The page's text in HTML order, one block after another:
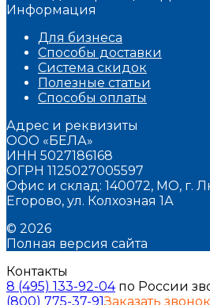
Информация
Для бизнеса
Способы доставки
Система скидок
Полезные статьи
Способы оплаты
Адрес и реквизиты
ООО «БЕЛА»
ИНН 5027186168
ОГРН 1125027005597
Офис и склад: 140072, МО, г.
Егорово, ул. Колхозная 1А
© 2026
Полная версия сайта
Контакты
8 (495) 133-92-04по России
(800) 775-37-91Заказать звонок